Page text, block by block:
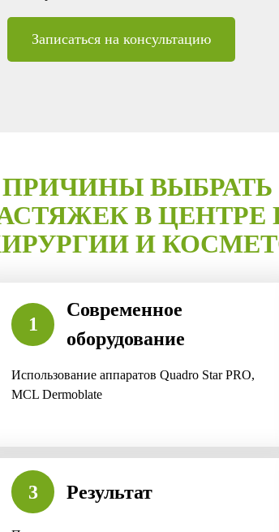
Записаться на консультацию
ПРИЧИНЫ
В
И
1
Современное
оборудование
Использование аппаратов Quadro Star PRO,
MCL Dermoblate
3 Результат